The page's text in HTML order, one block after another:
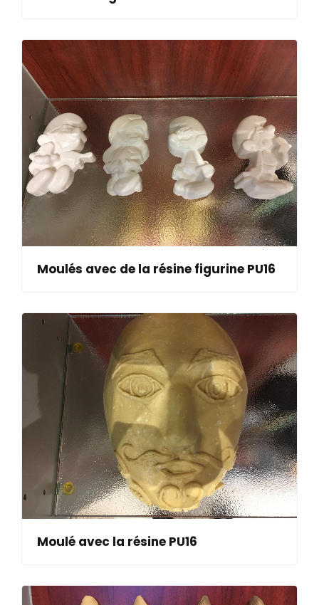
Moulés avec de la résine figurine PU16
Moulé avec la résine PU16